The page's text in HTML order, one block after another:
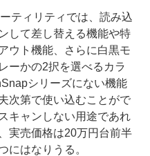
ティリティでは、読み込
して差し替える機能や特
ウト機能、さらに白黒モ
ーかの2択を選べるカラ
シリーズにない機能
次第で使い込むことがで
キャンしない用途であれ
実売価格は20万円台前半
にはなりうる。